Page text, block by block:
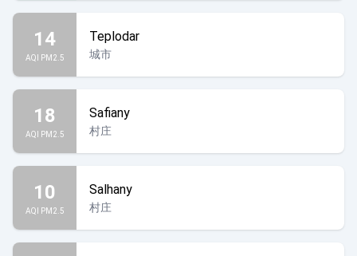
14
AQI PM2.5
Teplodar
城市
18
AQI PM2.5
Safiany
村庄
10
AQI PM2.5
Salhany
村庄